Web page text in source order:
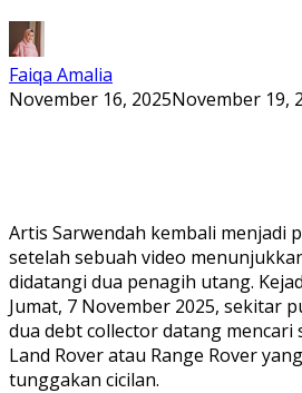
Faiqa Amalia
November 16, 2025November 19,
Artis Sarwendah kembali menjadi
setelah sebuah video
didatangi dua penagih utang.
Jumat, 7 November 2025, sekitar
dua debt collector datang
Land Rover atau Range Rover
tunggakan cicilan.